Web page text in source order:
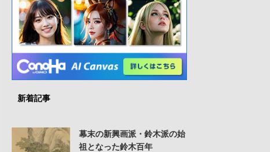
新着記事
幕末の新興画派・鈴木派の始
祖となった鈴木百年